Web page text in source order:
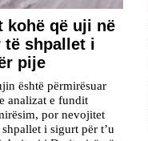
kohë që uji në
të shpallet i
pije
është përmirësuar
analizat e fundit
por nevojitet
i sigurt për t’u